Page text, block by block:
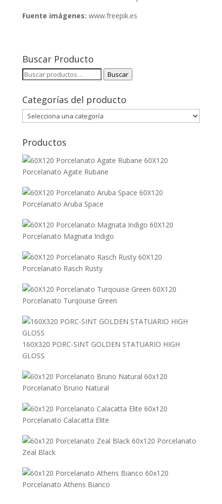
Fuente imágenes: www.freepik.es
Buscar Producto
Buscar
Buscar
Categorías del producto
Productos
60X120
Porcelanato Agate Rubane
60X120
Porcelanato Aruba Space
60X120
Porcelanato Magnata Indigo
60X120
Porcelanato Rasch Rusty
60X120
Porcelanato Turqouise Green
160X320 PORC-SINT GOLDEN STATUARIO HIGH
GLOSS
60x120
Porcelanato Bruno Natural
60x120
Porcelanato Calacatta Elite
60x120 Porcelanato
Zeal Black
60x120
Porcelanato Athens Bianco